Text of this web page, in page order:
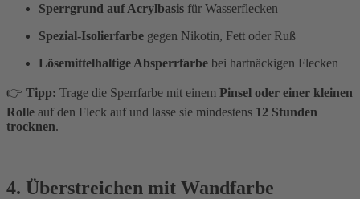
Sperrgrund auf Acrylbasis für Wasserflecken
Spezial-Isolierfarbe gegen Nikotin, Fett oder Ruß
Lösemittelhaltige Absperrfarbe bei hartnäckigen Flecken
👉 Tipp: Trage die Sperrfarbe mit einem Pinsel oder einer kleinen
Rolle auf den Fleck auf und lasse sie mindestens 12 Stunden
trocknen.
4. Überstreichen mit Wandfarbe